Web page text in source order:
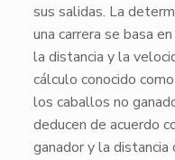
sus salidas. La
una carrera se basa
la distancia y la
cálculo conocido
los caballos no
deducen de acuerdo
ganador y la distancia